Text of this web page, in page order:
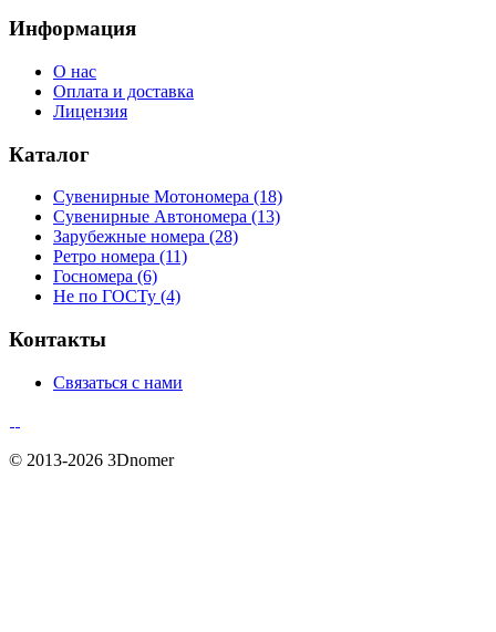
Информация
О нас
Оплата и доставка
Лицензия
Каталог
Сувенирные Мотономера (18)
Сувенирные Автономера (13)
Зарубежные номера (28)
Ретро номера (11)
Госномера (6)
Не по ГОСТу (4)
Контакты
Связаться с нами
© 2013-2026 3Dnomer